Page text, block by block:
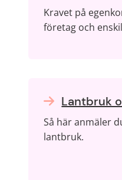
Kravet på
företag och
Lantbruk
Så här anmäler
lantbruk.